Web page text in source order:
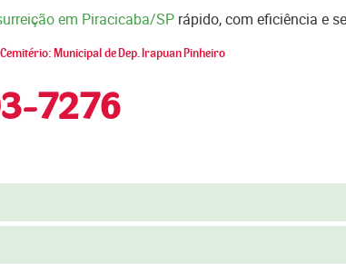
em Piracicaba/SP rápido, com eficiência e
Municipal de Dep. Irapuan Pinheiro
7276